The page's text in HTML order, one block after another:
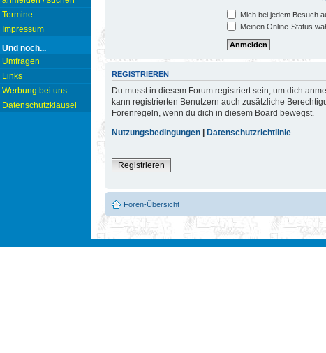
Termine
Impressum
Und noch...
Umfragen
Links
Werbung bei uns
Datenschutzklausel
Mich bei jedem Besuch
Meinen Online-Status
REGISTRIEREN
Du musst in diesem Forum registriert sein, um dich
kann registrierten Benutzern auch zusätzliche
Forenregeln, wenn du dich in diesem Board bewegst.
Nutzungsbedingungen | Datenschutzrichtlinie
Registrieren
Foren-Übersicht